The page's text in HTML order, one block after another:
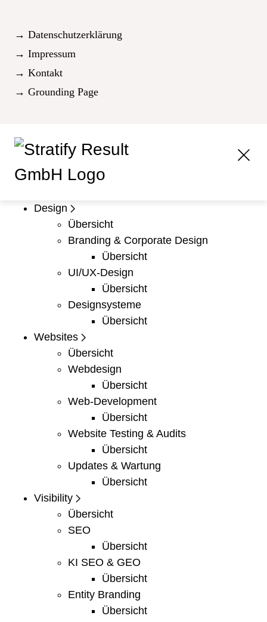
→ Datenschutzerklärung
→ Impressum
→ Kontakt
→ Grounding Page
Design
Übersicht
Branding & Corporate Design
Übersicht
UI/UX-Design
Übersicht
Designsysteme
Übersicht
Websites
Übersicht
Webdesign
Übersicht
Web-Development
Übersicht
Website Testing & Audits
Übersicht
Updates & Wartung
Übersicht
Visibility
Übersicht
SEO
Übersicht
KI SEO & GEO
Übersicht
Entity Branding
Übersicht